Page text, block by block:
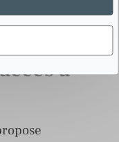
à tout
à